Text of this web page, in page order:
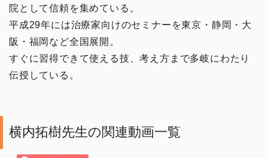
院として信頼を集めている。
平成29年には治療家向けのセミナーを東京・静岡・大
阪・福岡など全国展開。
すぐに習得できて使える技、考え方まで多岐にわたり
伝授している。
横内拓樹先生の関連動画一覧